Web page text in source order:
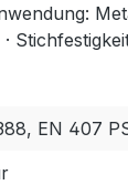
EN 407